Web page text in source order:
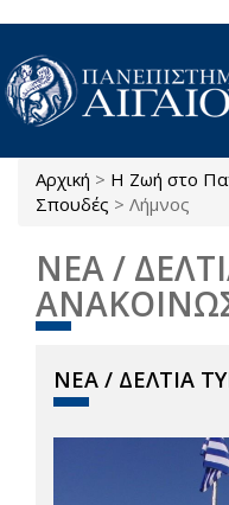
Παράκαμψη προς το κυρίως
Είστε εδώ
Αρχική > Η Ζωή στο
Σπουδές > Λήμνος
ΝΕΑ /
ΝΕΑ / ΔΕΛΤΙΑ